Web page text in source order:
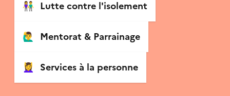
👫 Lutte contre l'isolement
🙋‍♂️ Mentorat & Parrainage
💆‍♀️ Services à la personne